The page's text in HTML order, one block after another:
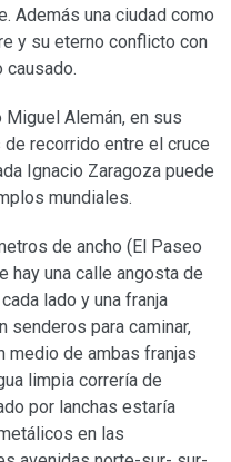
Además una ciudad como
y su eterno conflicto con
causado.
Miguel Alemán, en sus
recorrido entre el cruce
Ignacio Zaragoza puede
mundiales.
de ancho (El Paseo
hay una calle angosta de
lado y una franja
senderos para caminar,
medio de ambas franjas
limpia correría de
por lanchas estaría
en las